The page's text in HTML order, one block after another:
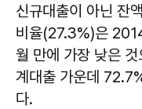
신규대출이 아닌 잔
비율(27.3%)은
월 만에 가장 낮은
계대출 가운데
다.